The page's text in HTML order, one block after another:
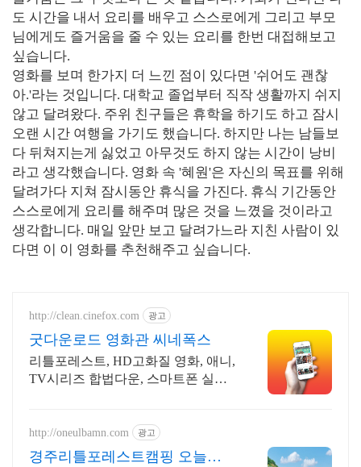
도 시간을 내서 요리를 배우고 스스로에게 그리고 부모
님에게도 즐거움을 줄 수 있는 요리를 한번 대접해보고
싶습니다.
영화를 보며 한가지 더 느낀 점이 있다면 '쉬어도 괜찮
아.'라는 것입니다. 대학교 졸업부터 직작 생활까지 쉬지
않고 달려왔다. 주위 친구들은 휴학을 하기도 하고 잠시
오랜 시간 여행을 가기도 했습니다. 하지만 나는 남들보
다 뒤쳐지는게 싫었고 아무것도 하지 않는 시간이 낭비
라고 생각했습니다. 영화 속 '혜원'은 자신의 목표를 위해
달려가다 지쳐 잠시동안 휴식을 가진다. 휴식 기간동안
스스로에게 요리를 해주며 많은 것을 느꼈을 것이라고
생각합니다. 매일 앞만 보고 달려가느라 지친 사람이 있
다면 이 이 영화를 추천해주고 싶습니다.
http://clean.cinefox.com 광고
굿다운로드 영화관 씨네폭스
리틀포레스트, HD고화질 영화, 애니,
TV시리즈 합법다운, 스마트폰 실시
http://oneulbamn.com 광고
경주리틀포레스트캠핑 오늘밤